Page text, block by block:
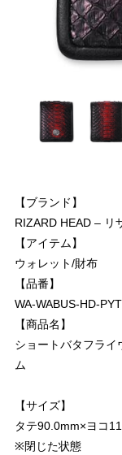
【ブランド】
RIZARD HEAD – リ
【アイテム】
ウォレット/財布
【品番】
WA-WABUS-HD-
【商品名】
ショートバタフライ
ム
【サイズ】
タテ90.0mm×ヨコ
※閉じた状態